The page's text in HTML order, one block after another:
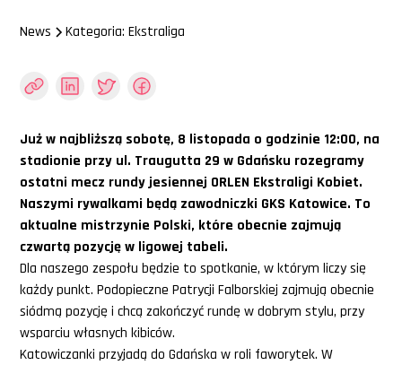
News Kategoria: Ekstraliga
Już w najbliższą sobotę, 8 listopada o godzinie 12:00, na
stadionie przy ul. Traugutta 29 w Gdańsku rozegramy
ostatni mecz rundy jesiennej ORLEN Ekstraligi Kobiet.
Naszymi rywalkami będą zawodniczki GKS Katowice. To
aktualne mistrzynie Polski, które obecnie zajmują
czwartą pozycję w ligowej tabeli.
Dla naszego zespołu będzie to spotkanie, w którym liczy się
każdy punkt. Podopieczne Patrycji Falborskiej zajmują obecnie
siódmą pozycję i chcą zakończyć rundę w dobrym stylu, przy
wsparciu własnych kibiców.
Katowiczanki przyjadą do Gdańska w roli faworytek. W